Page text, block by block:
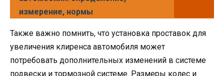
измерение, нормы
Также важно помнить, что установка проставок для
увеличения клиренса автомобиля может
потребовать дополнительных изменений в системе
подвески и тормозной системе. Размеры колес и